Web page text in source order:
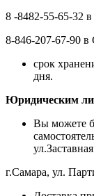
8 -8482-55-65-32 в
8-846-207-67-90 в
срок
дня.
Юридическим
Вы можете
г.Самара, ул.